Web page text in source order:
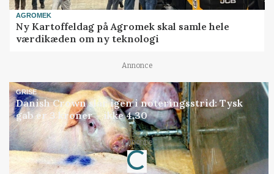
AGROMEK
Ny Kartoffeldag på Agromek skal samle hele
værdikæden om ny teknologi
Annonce
GRISE
Danish Crown slår igen i noteringsstrid: Tysk
gab er 3 kroner – ikke 4,30
Annonce
Loading...